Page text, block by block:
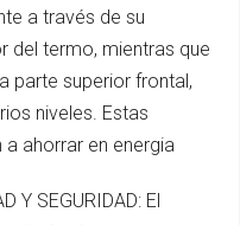
a través de su
del termo, mientras que
parte superior frontal,
niveles. Estas
ahorrar en energia
Y SEGURIDAD: El